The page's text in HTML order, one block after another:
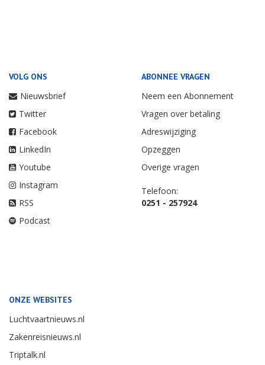
VOLG ONS
Nieuwsbrief
Twitter
Facebook
LinkedIn
Youtube
Instagram
RSS
Podcast
ABONNEE VRAGEN
Neem een Abonnement
Vragen over betaling
Adreswijziging
Opzeggen
Overige vragen
Telefoon:
0251 - 257924
ONZE WEBSITES
Luchtvaartnieuws.nl
Zakenreisnieuws.nl
Triptalk.nl